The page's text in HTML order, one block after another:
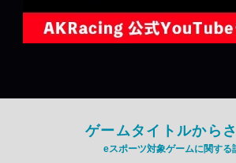
ゲームタイトルから
eスポーツ対象ゲームに関する